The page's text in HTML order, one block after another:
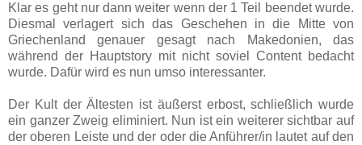
Klar es geht nur dann weiter wenn der 1 Teil beendet wurde.
Diesmal verlagert sich das Geschehen in die Mitte von
Griechenland genauer gesagt nach Makedonien, das
während der Hauptstory mit nicht soviel Content bedacht
wurde. Dafür wird es nun umso interessanter.
Der Kult der Ältesten ist äußerst erbost, schließlich wurde
ein ganzer Zweig eliminiert. Nun ist ein weiterer sichtbar auf
der oberen Leiste und der oder die Anführer/in lautet auf den